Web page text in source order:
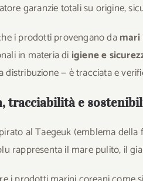
garanzie totali su origine,
i prodotti provengano da
in materia di igiene e
distribuzione — è tracciata e
tracciabilità e
al Taegeuk (emblema
rappresenta il mare pulito, il